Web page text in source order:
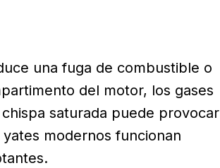
una fuga de combustible o
del motor, los gases
saturada puede provocar
modernos funcionan